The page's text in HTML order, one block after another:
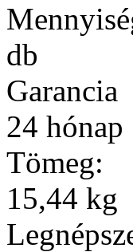
db
Garancia
24 hónap
Tömeg:
15,44 kg